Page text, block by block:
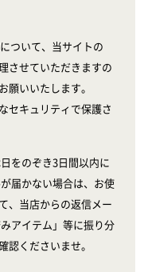
ついて、当サイトの
させていただきますの
願いいたします。
セキュリティで保護さ
をのぞき3日間以内に
届かない場合は、お使
、当店からの返信メー
アイテム」等に振り分
認くださいませ。